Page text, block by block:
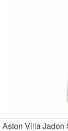
Aston Villa Jadon